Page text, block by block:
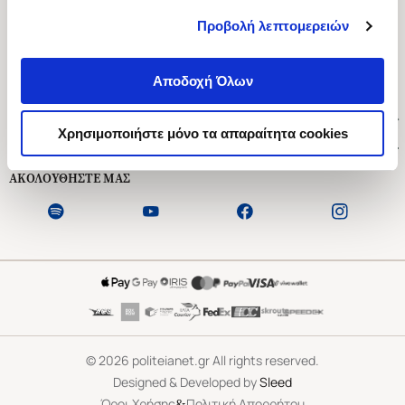
Προβολή λεπτομερειών
Αποδοχή Όλων
Χρησιμοποιήστε μόνο τα απαραίτητα cookies
Ασκληπιού 1-3, Αθήνα 106 79
Δευτέρα - Παρασκευή 09:00-21:00
Εξυπηρέτηση Πελατών
ΑΚΟΛΟΥΘΗΣΤΕ ΜΑΣ
©2026 politeianet.gr All rights reserved.
Designed & Developed bySleed